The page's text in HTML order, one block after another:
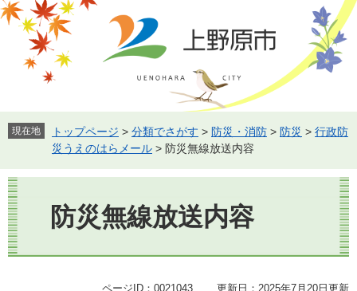
ペ
ー
す。
メ
ニ
し
て
文
へ
現在地 トップページ > 分類でさがす > 防災・消防 > 防災 > 行政防
災うえのはらメール > 防災無線放送内容
本
文
防災無線放送内容
ページID：0021043 更新日：2025年7月20日更新